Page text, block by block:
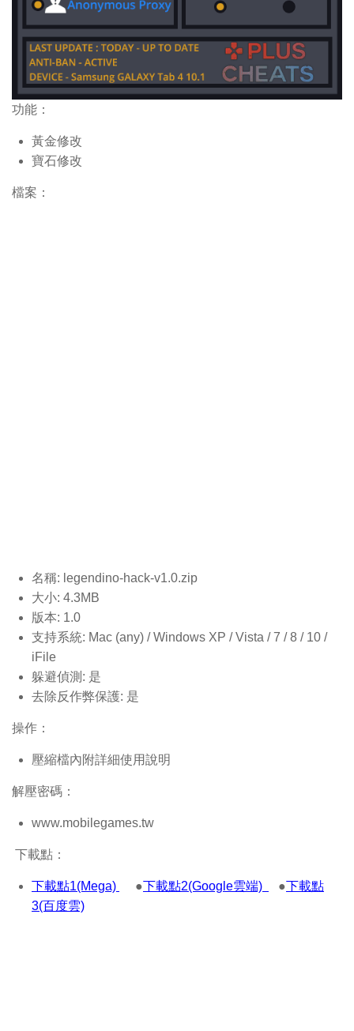
功能：
黃金修改
寶石修改
檔案：
名稱: legendino-hack-v1.0.zip
大小: 4.3MB
版本: 1.0
支持系統: Mac (any) / Windows XP / Vista / 7 / 8 / 10 /
iFile
躲避偵測: 是
去除反作弊保護: 是
操作：
壓縮檔內附詳細使用說明
解壓密碼：
www.mobilegames.tw
下載點：
下載點1(Mega) ●下載點2(Google雲端) ●下載點
3(百度雲)